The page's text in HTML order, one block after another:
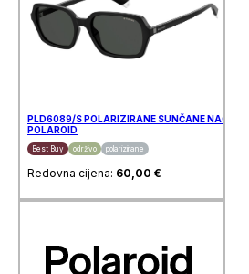
PLD6089/S POLARIZIRANE SUNČANE NAOČALE
POLAROID
Best Buy održivo polarizirane
Redovna cijena: 60,00 €